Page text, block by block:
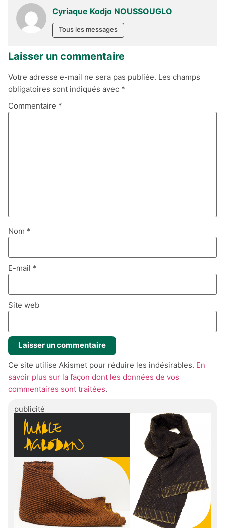
Cyriaque Kodjo NOUSSOUGLO
Tous les messages
Laisser un commentaire
Votre adresse e-mail ne sera pas publiée. Les champs
obligatoires sont indiqués avec *
Commentaire *
Nom *
E-mail *
Site web
Ce site utilise Akismet pour réduire les indésirables. En
savoir plus sur la façon dont les données de vos
commentaires sont traitées.
publicité